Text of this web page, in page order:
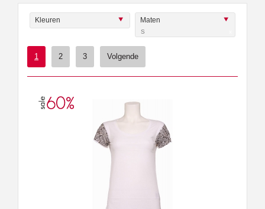
Kleuren Maten
S
1 2 3 Volgende